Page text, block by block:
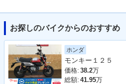
お探しのバイクからのおすすめ
ホンダ
モンキー１２５
価格: 38.2万
総額: 41.95万